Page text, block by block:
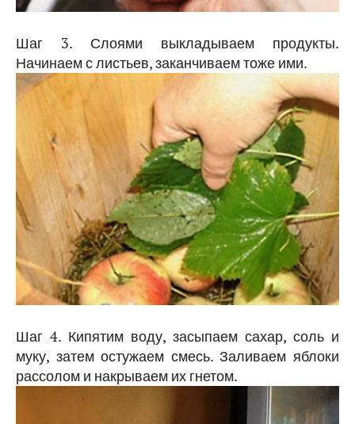
Шаг 3. Слоями выкладываем продукты.
Начинаем с листьев, заканчиваем тоже ими.
Шаг 4. Кипятим воду, засыпаем сахар, соль и
муку, затем остужаем смесь. Заливаем яблоки
рассолом и накрываем их гнетом.